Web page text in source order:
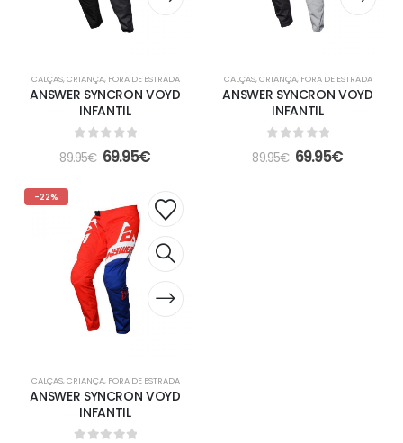
CALÇAS,CRIANÇA, FORA DE ESTRADA
ANSWER SYNCRON VOYD
INFANTIL
out of 5
89.95€ 69.95€
CALÇAS,CRIANÇA, FORA DE ESTRADA
ANSWER SYNCRON VOYD
INFANTIL
out of 5
89.95€ 69.95€
-22%
CALÇAS,CRIANÇA, FORA DE ESTRADA
ANSWER SYNCRON VOYD
INFANTIL